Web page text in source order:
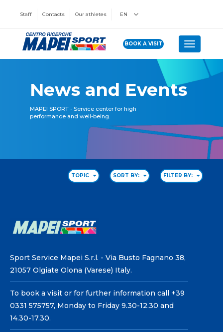
Staff Contacts Our athletes EN
BOOK A VISIT Toggle
News and Events
MAPEI SPORT - Service center for high
performance and well-being.
TOPIC SORT BY: FILTER BY:
Sport Service Mapei S.r.l. - Via Busto Fagnano 38,
21057 Olgiate Olona (Varese) Italy.
To book a visit or for further information call +39
0331 575757, Monday to Friday 9.30-12.30 and
14.30-17.30.